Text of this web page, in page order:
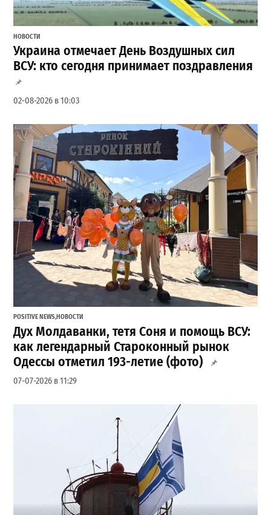
НОВОСТИ
Украина отмечает День Воздушных сил
ВСУ: кто сегодня принимает поздравления
02-08-2026 в 10:03
POSITIVE NEWS,НОВОСТИ
Дух Молдаванки, тетя Соня и помощь ВСУ:
как легендарный Староконный рынок
Одессы отметил 193-летие (фото)
07-07-2026 в 11:29